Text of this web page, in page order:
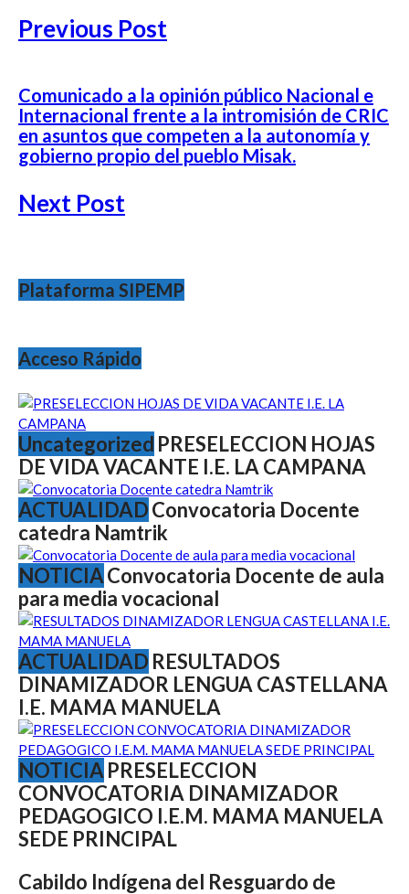
Previous Post
Comunicado a la opinión público Nacional e
Internacional frente a la intromisión de CRIC
en asuntos que competen a la autonomía y
gobierno propio del pueblo Misak.
Next Post
Plataforma SIPEMP
Acceso Rápido
Uncategorized PRESELECCION HOJAS
DE VIDA VACANTE I.E. LA CAMPANA
ACTUALIDADConvocatoria Docente
catedra Namtrik
NOTICIAConvocatoria Docente de aula
para media vocacional
ACTUALIDAD RESULTADOS
DINAMIZADOR LENGUA CASTELLANA
I.E. MAMA MANUELA
NOTICIA PRESELECCION
CONVOCATORIA DINAMIZADOR
PEDAGOGICO I.E.M. MAMA MANUELA
SEDE PRINCIPAL
Cabildo Indígena del Resguardo de